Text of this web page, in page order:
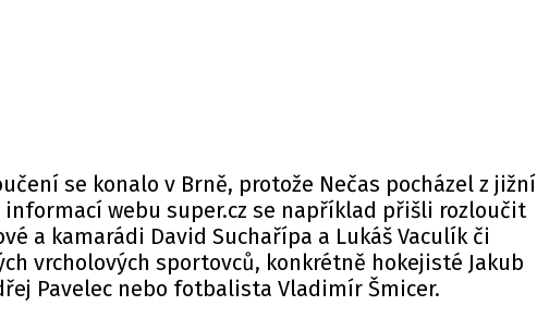
se konalo v Brně, protože Nečas pocházel z jižní
informací webu super.cz se například přišli rozloučit
a kamarádi David Suchařípa a Lukáš Vaculík či
vrcholových sportovců, konkrétně hokejisté Jakub
Pavelec nebo fotbalista Vladimír Šmicer.